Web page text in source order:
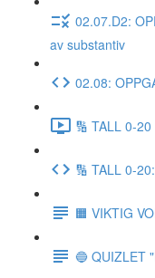
02.07.D2:
av substantiv
02.08:
🔢 TALL 0-
🔢 TALL 0-
🟧 VIKTIG
🔵 QUIZLET